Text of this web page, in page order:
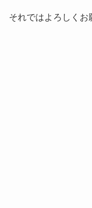
それではよろしくお